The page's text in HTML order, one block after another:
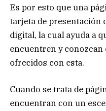
Es por esto que una
tarjeta de presentación
digital, la cual ayuda a
encuentren y
ofrecidos con esta.
Cuando se trata de
encuentran con un